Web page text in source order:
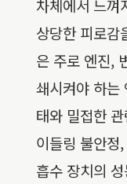
차체에서 느껴
상당한 피로감
은 주로 엔진,
쇄시켜야 하는
태와 밀접한
이들링 불안정
흡수 장치의